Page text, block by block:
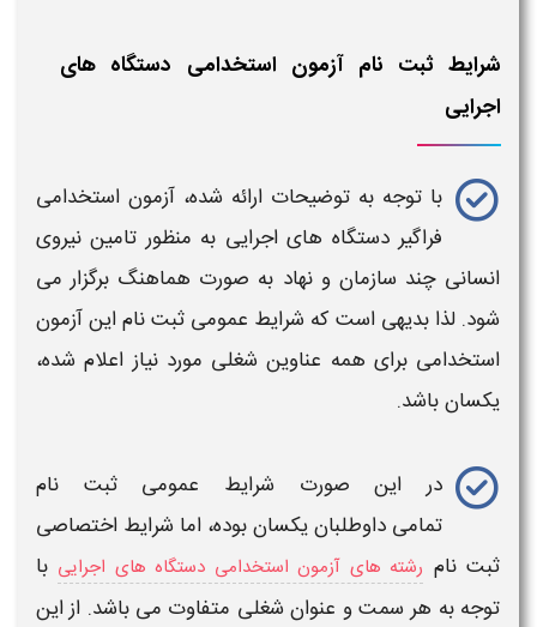
شرایط ثبت نام آزمون استخدامی دستگاه های
اجرایی
با توجه به توضیحات ارائه شده، آزمون استخدامی
فراگیر دستگاه های اجرایی به منظور تامین نیروی
انسانی چند سازمان و نهاد به صورت هماهنگ برگزار می
شود. لذا بدیهی است که شرایط عمومی ثبت ناماینآزمون
استخدامیبرای همه عناوین شغلی مورد نیاز اعلام شده،
یکسان باشد.
در این صورت شرایط عمومی ثبت نام
تمامی داوطلبان یکسان بوده، اما شرایط اختصاصی
ثبت نام رشته های آزمون استخدامی دستگاه های اجرایی با
توجه به هر سمت و عنوان شغلی متفاوت می باشد. از این